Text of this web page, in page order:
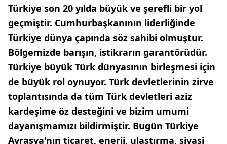
Türkiye son 20 yılda büyük ve şerefli bir yol
geçmiştir. Cumhurbaşkanının liderliğinde
Türkiye dünya çapında söz sahibi olmuştur.
Bölgemizde barışın, istikrarın garantörüdür.
Türkiye büyük Türk dünyasının birleşmesi için
de büyük rol oynuyor. Türk devletlerinin zirve
toplantısında da tüm Türk devletleri aziz
kardeşime öz desteğini ve bizim umumi
dayanışmamızı bildirmiştir. Bugün Türkiye
Avrasya'nın ticaret, enerji, ulaştırma, siyasi